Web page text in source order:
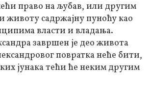
право на љубав, или другим
животу садржајну пуноћу као
власти и владања.
завршен је део живота
повратка неће бити,
јунака тећи ће неким другим